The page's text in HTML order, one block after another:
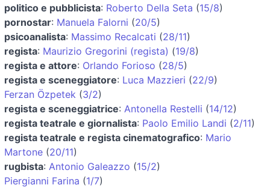
politico e pubblicista: Roberto Della Seta (15/8)
pornostar: Manuela Falorni (20/5)
psicoanalista: Massimo Recalcati (28/11)
regista: Maurizio Gregorini (regista) (19/8)
regista e attore: Orlando Forioso (28/5)
regista e sceneggiatore: Luca Mazzieri (22/9)
Ferzan Özpetek (3/2)
regista e sceneggiatrice: Antonella Restelli (14/12)
regista teatrale e giornalista: Paolo Emilio Landi (2/11)
regista teatrale e regista cinematografico: Mario
Martone (20/11)
rugbista: Antonio Galeazzo (15/2)
Piergianni Farina (1/7)